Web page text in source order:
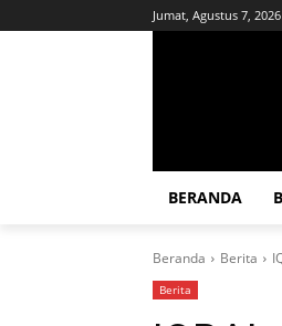
Jumat, Agustus 7, 2026
BERANDA
Beranda Berita
Berita